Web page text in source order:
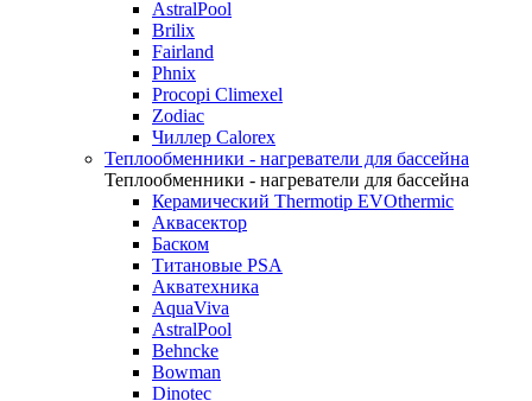
AstralPool
Brilix
Fairland
Phnix
Procopi Climexel
Zodiac
Чиллер Calorex
Теплообменники - нагреватели для бассейна
Теплообменники - нагреватели для бассейна
Керамический Thermotip EVOthermic
Аквасектор
Баском
Титановые PSA
Акватехника
AquaViva
AstralPool
Behncke
Bowman
Dinotec